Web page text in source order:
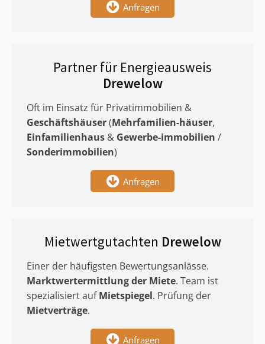
Anfragen
Partner für Energieausweis
Drewelow
Oft im Einsatz für Privatimmobilien &
Geschäftshäuser(Mehrfamilien-häuser,
Einfamilienhaus & Gewerbe-immobilien /
Sonderimmobilien)
Anfragen
Mietwertgutachten Drewelow
Einer der häufigsten Bewertungsanlässe.
Marktwertermittlungder Miete. Team ist
spezialisiert aufMietspiegel. Prüfung der
Mietverträge.
Anfragen